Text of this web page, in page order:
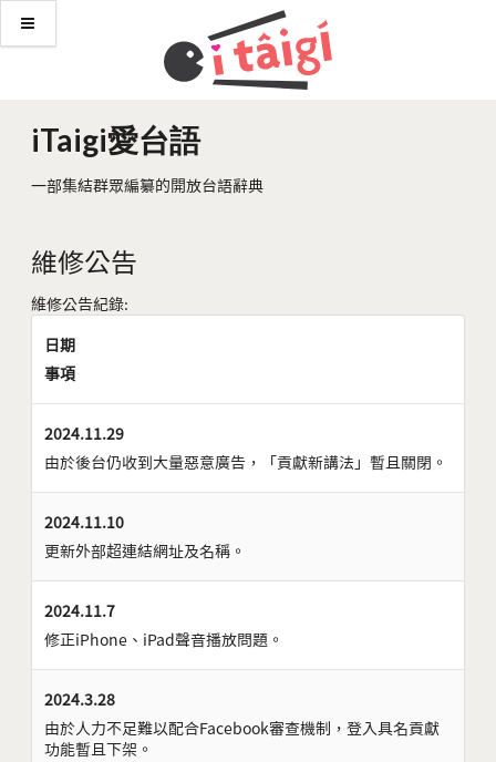
iTaigi愛台語
一部集結群眾編纂的開放台語辭典
維修公告
維修公告紀錄:
日期
事項
2024.11.29
由於後台仍收到大量惡意廣告，「貢獻新講法」暫且關閉。
2024.11.10
更新外部超連結網址及名稱。
2024.11.7
修正iPhone、iPad聲音播放問題。
2024.3.28
由於人力不足難以配合Facebook審查機制，登入具名貢獻
功能暫且下架。